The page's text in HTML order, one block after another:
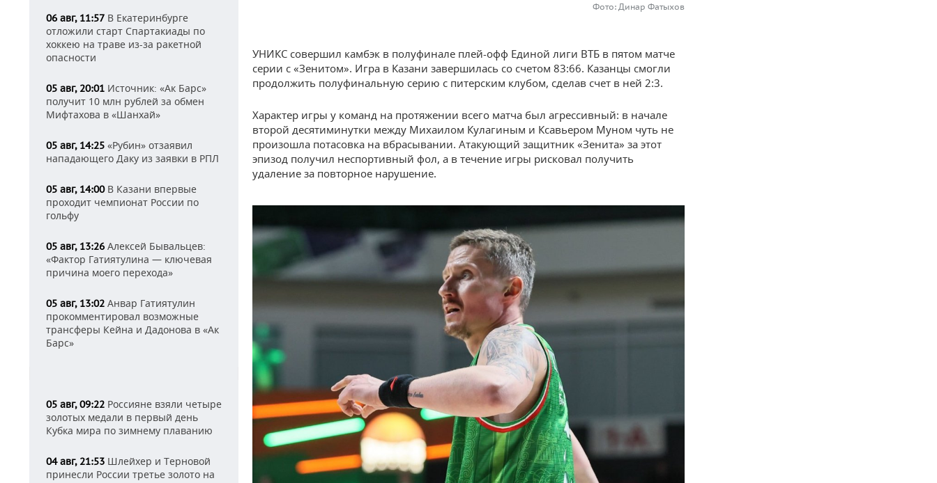
06 авг, 11:57 В Екатеринбурге
отложили старт Спартакиады по
хоккею на траве из-за ракетной
опасности
05 авг, 20:01 Источник: «Ак Барс»
получит 10 млн рублей за обмен
Мифтахова в «Шанхай»
05 авг, 14:25 «Рубин» отзаявил
нападающего Даку из заявки в РПЛ
05 авг, 14:00В Казани впервые
проходит чемпионат России по
гольфу
05 авг, 13:26 Алексей Бывальцев:
«Фактор Гатиятулина — ключевая
причина моего перехода»
05 авг, 13:02 Анвар Гатиятулин
прокомментировал возможные
трансферы Кейна и Дадонова в «Ак
Барс»
05 авг, 09:22 Россияне взяли четыре
золотых медали в первый день
Кубка мира по зимнему плаванию
04 авг, 21:53 Шлейхер и Терновой
принесли России третье золото на
Фото: Динар Фатыхов
УНИКС совершил камбэк в полуфинале плей-офф Единой лиги ВТБ в пятом матче
серии с «Зенитом». Игра в Казани завершилась со счетом 83:66. Казанцы смогли
продолжить полуфинальную серию с питерским клубом, сделав счет в ней 2:3.
Характер игры у команд на протяжении всего матча был агрессивный: в начале
второй десятиминутки между Михаилом Кулагиным и Ксавьером Муном чуть не
произошла потасовка на вбрасывании. Атакующий защитник «Зенита» за этот
эпизод получил неспортивный фол, а в течение игры рисковал получить
удаление за повторное нарушение.